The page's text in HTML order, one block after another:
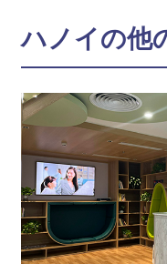
ハノイの他